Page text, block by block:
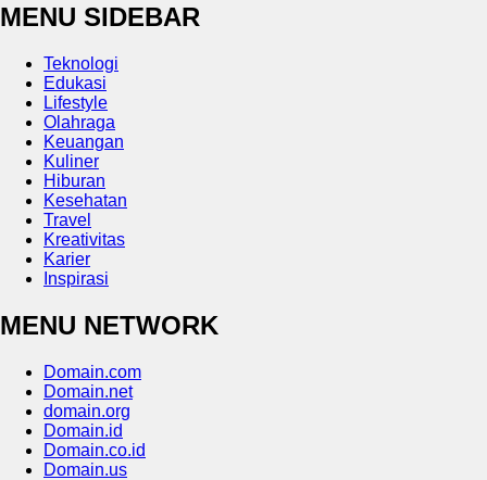
MENU SIDEBAR
Teknologi
Edukasi
Lifestyle
Olahraga
Keuangan
Kuliner
Hiburan
Kesehatan
Travel
Kreativitas
Karier
Inspirasi
MENU NETWORK
Domain.com
Domain.net
domain.org
Domain.id
Domain.co.id
Domain.us